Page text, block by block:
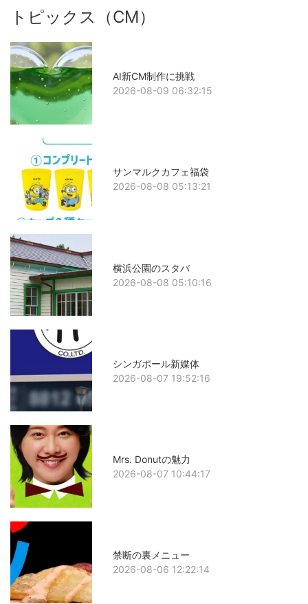
トピックス（CM）
AI新CM制作に挑戦
2026-08-09 06:32:15
サンマルクカフェ福袋
2026-08-08 05:13:21
横浜公園のスタバ
2026-08-08 05:10:16
シンガポール新媒体
2026-08-07 19:52:16
Mrs. Donutの魅力
2026-08-07 10:44:17
禁断の裏メニュー
2026-08-06 12:22:14